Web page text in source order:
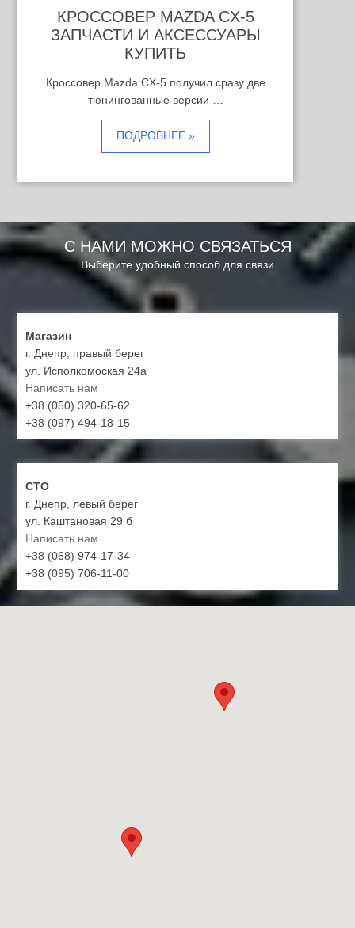
КРОССОВЕР MAZDA CX-5
ЗАПЧАСТИ И АКСЕССУАРЫ
КУПИТЬ
Кроссовер Mazda CX-5 получил сразу две
тюнингованные версии …
ПОДРОБНЕЕ »
С НАМИ МОЖНО СВЯЗАТЬСЯ
Выберите удобный способ для связи
Магазин
г. Днепр, правый берег
ул. Исполкомоская 24а
Написать нам
+38 (050) 320-65-62
+38 (097) 494-18-15
СТО
г. Днепр, левый берег
ул. Каштановая 29 б
Написать нам
+38 (068) 974-17-34
+38 (095) 706-11-00